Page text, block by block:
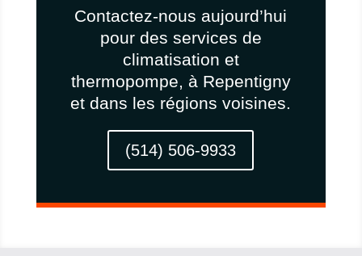
Contactez-nous aujourd’hui
pour des services de
climatisation et
thermopompe, à Repentigny
et dans les régions voisines.
(514) 506-9933